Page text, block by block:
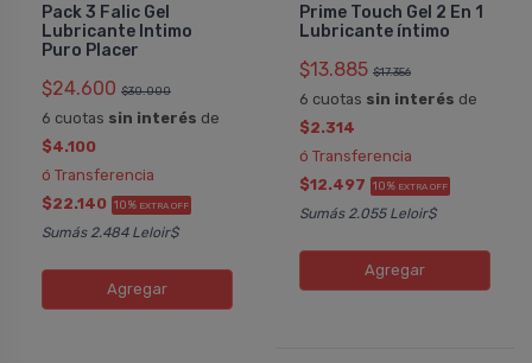
Pack 3 Falic Gel
Lubricante Intimo
Puro Placer
$24.600 $30.000
6 cuotas sin interés de
$4.100
ó Transferencia
$22.140 10% EXTRA OFF
Sumás 2.484 Leloir$
Agregar
Prime Touch Gel 2 En 1
Lubricante í­ntimo
$13.885 $17.356
6 cuotas sin interés de
$2.314
ó Transferencia
$12.497 10% EXTRA OFF
Sumás 2.055 Leloir$
Agregar